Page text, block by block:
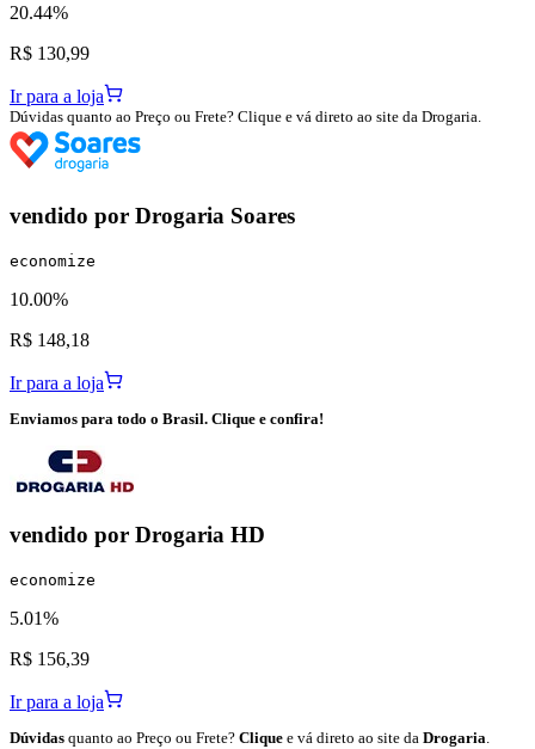
20.44%
R$ 130,99
Ir para a loja
Dúvidas quanto ao Preço ou Frete? Clique e vá direto ao site da Drogaria.
vendido por Drogaria Soares
economize
10.00%
R$ 148,18
Ir para a loja
Enviamos para todo o Brasil. Clique e confira!
vendido por Drogaria HD
economize
5.01%
R$ 156,39
Ir para a loja
Dúvidas quanto ao Preço ou Frete? Clique e vá direto ao site da Drogaria.